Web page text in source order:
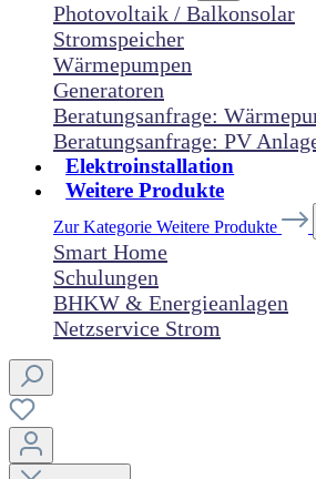
Photovoltaik / Balkonsolar
Stromspeicher
Wärmepumpen
Generatoren
Beratungsanfrage:
Beratungsanfrage: PV
Elektroinstallation
Weitere Produkte
Zur Kategorie Weitere Produkte
Smart Home
Schulungen
BHKW & Energieanlagen
Netzservice Strom